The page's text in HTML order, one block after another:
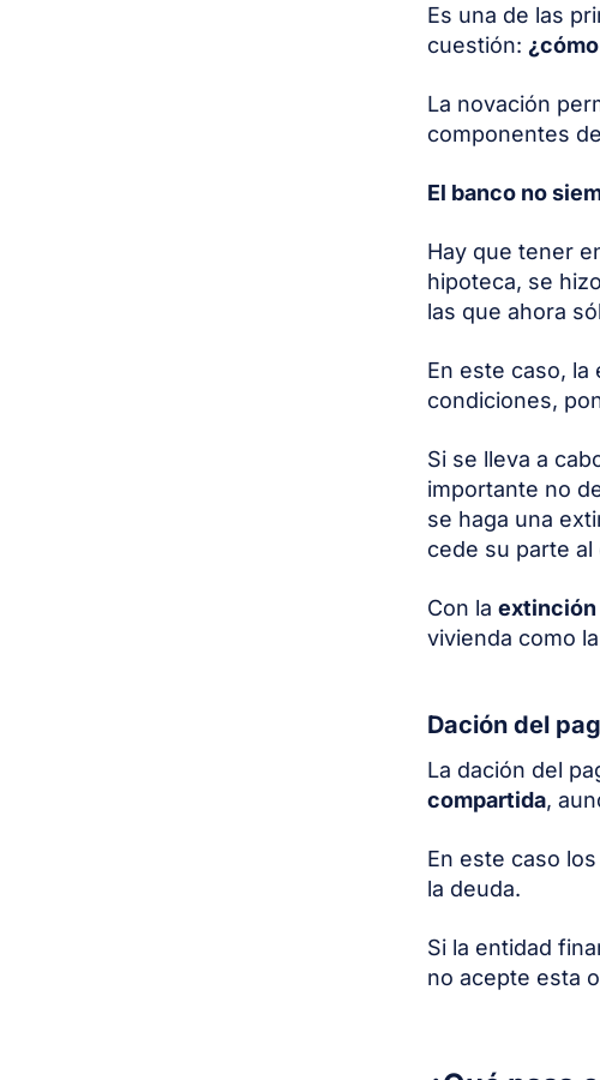
Es una de las
cuestión:
La novación
componentes
El banco no
Hay que tener
hipoteca, se
las que ahora
En este caso, la
condiciones,
Si se lleva a
importante no
se haga una
cede su parte
Con la extinción
vivienda como
Dación del
La dación del
compartida,
En este caso
la deuda.
Si la entidad
no acepte esta